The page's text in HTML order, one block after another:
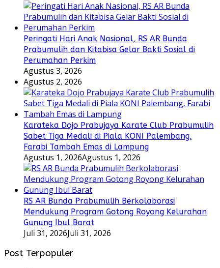
Peringati Hari Anak Nasional, RS AR Bunda
Prabumulih dan Kitabisa Gelar Bakti Sosial di
Perumahan Perkim
Agustus 3, 2026
Agustus 2, 2026
Karateka Dojo Prabujaya Karate Club Prabumulih
Sabet Tiga Medali di Piala KONI Palembang,
Farabi Tambah Emas di Lampung
Agustus 1, 2026Agustus 1, 2026
RS AR Bunda Prabumulih Berkolaborasi
Mendukung Program Gotong Royong Kelurahan
Gunung Ibul Barat
Juli 31, 2026Juli 31, 2026
Post Terpopuler